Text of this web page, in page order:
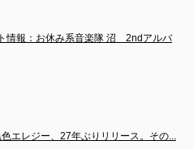
情報：お休み系音楽隊 沼　2ndアルバ
色エレジー、27年ぶりリリース。その...